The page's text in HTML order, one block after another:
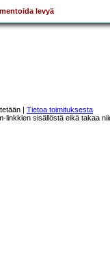
levyä
| Tietoa toimituksesta
sisällöstä eikä takaa